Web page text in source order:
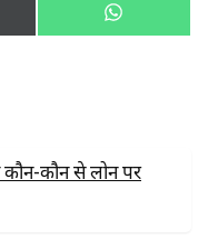
SHARE
ON
W
H
कौन-कौन से लोन पर